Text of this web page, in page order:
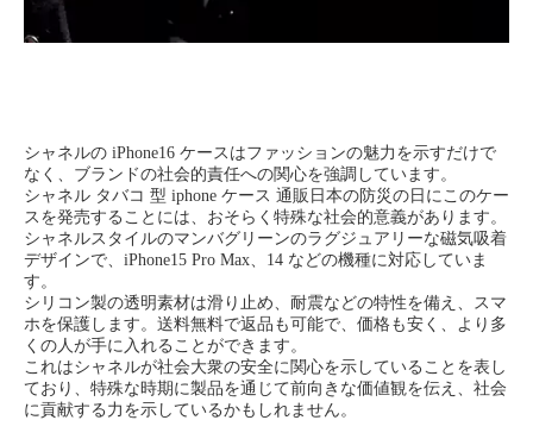
シャネルの iPhone16 ケースはファッションの魅力を示すだけで
なく、ブランドの社会的責任への関心を強調しています。
シャネル タバコ 型 iphone ケース 通販日本の防災の日にこのケー
スを発売することには、おそらく特殊な社会的意義があります。
シャネルスタイルのマンバグリーンのラグジュアリーな磁気吸着
デザインで、iPhone15 Pro Max、14 などの機種に対応していま
す。
シリコン製の透明素材は滑り止め、耐震などの特性を備え、スマ
ホを保護します。送料無料で返品も可能で、価格も安く、より多
くの人が手に入れることができます。
これはシャネルが社会大衆の安全に関心を示していることを表し
ており、特殊な時期に製品を通じて前向きな価値観を伝え、社会
に貢献する力を示しているかもしれません。